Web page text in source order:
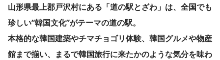
山形県最上郡戸沢村にある「道の駅とざわ」は、全国でも
珍しい“韓国文化”がテーマの道の駅。
本格的な韓国建築やチマチョゴリ体験、韓国グルメや物産
館まで揃い、まるで韓国旅行に来たかのような気分を味わ